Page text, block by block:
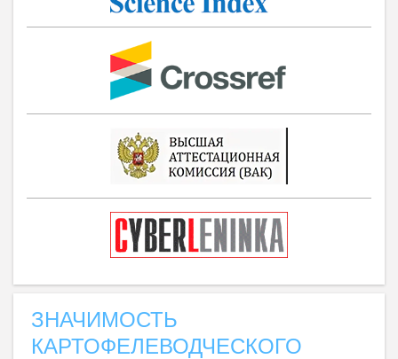
ЗНАЧИМОСТЬ
КАРТОФЕЛЕВОДЧЕСКОГО